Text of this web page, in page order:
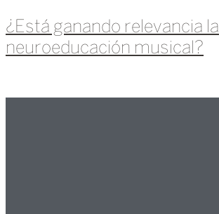
¿Está ganando relevancia la
neuroeducación musical?